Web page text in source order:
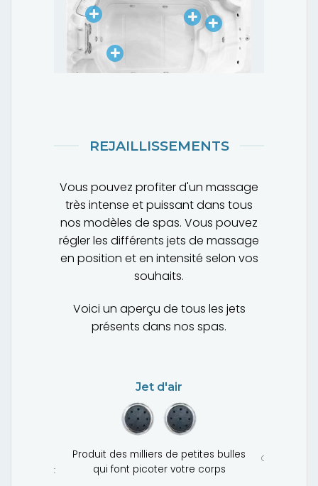
REJAILLISSEMENTS
Vous pouvez profiter d'un massage
très intense et puissant dans tous
nos modèles de spas. Vous pouvez
régler les différents jets de massage
en position et en intensité selon vos
souhaits.
Voici un aperçu de tous les jets
présents dans nos spas.
Jet d'air
Produit des milliers de petites bulles
qui font picoter votre corps
Ce jet
jet créent